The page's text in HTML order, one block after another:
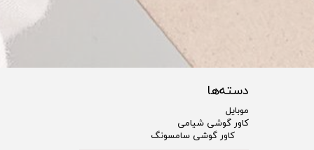
دسته‌ها
موبایل
کاور گوشی شیامی
کاور گوشی سامسونگ